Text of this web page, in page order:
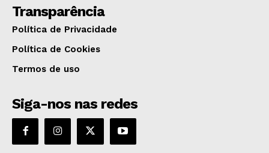
Transparência
Política de Privacidade
Política de Cookies
Termos de uso
Siga-nos nas redes